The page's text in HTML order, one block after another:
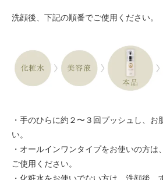
洗顔後、下記の順番でご使用ください。
・手のひらに約２〜３回プッシュし、お
い。
・オールインワンタイプをお使いの方は
ご使用ください。